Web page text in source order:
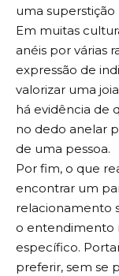
uma superstição
Em muitas
anéis por várias
expressão de
valorizar uma
há evidência de
no dedo anelar
de uma pessoa.
Por fim, o que
encontrar um
relacionamento
o entendimento
específico.
preferir, sem se